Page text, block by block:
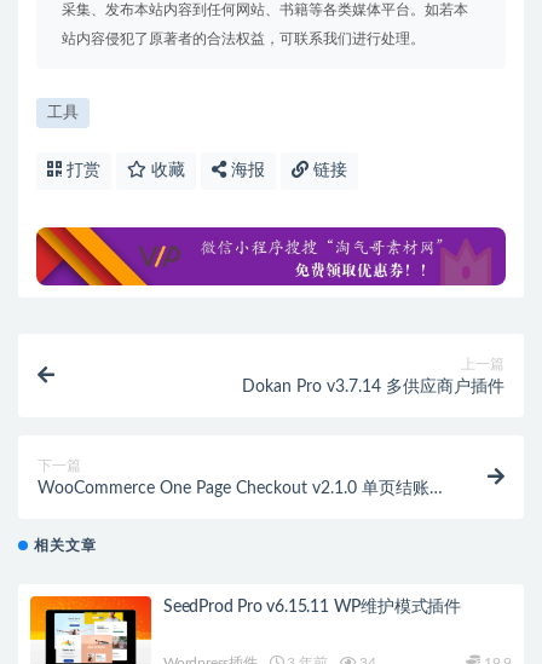
采集、发布本站内容到任何网站、书籍等各类媒体平台。如若本
站内容侵犯了原著者的合法权益，可联系我们进行处理。
工具
打赏 收藏 海报 链接
上一篇
Dokan Pro v3.7.14 多供应商户插件
下一篇
WooCommerce One Page Checkout v2.1.0 单页结账插
相关文章
SeedProd Pro v6.15.11 WP维护模式插件